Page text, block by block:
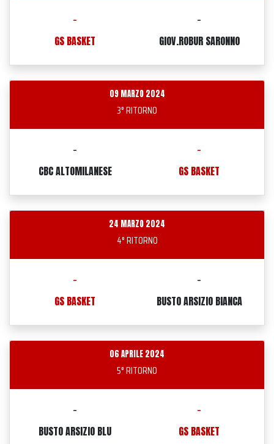
-
GS BASKET
-
GIOV.ROBUR SARONNO
09 MARZO 2024
3° RITORNO
-
CBC ALTOMILANESE
-
GS BASKET
24 MARZO 2024
4° RITORNO
-
GS BASKET
-
BUSTO ARSIZIO BIANCA
06 APRILE 2024
5° RITORNO
-
BUSTO ARSIZIO BLU
-
GS BASKET